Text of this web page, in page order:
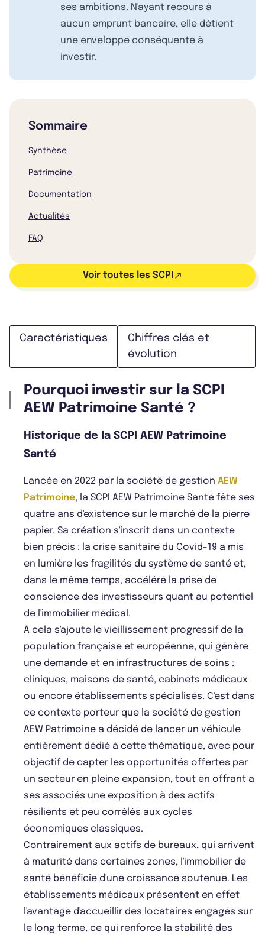
ses ambitions. N'ayant recours à
aucun emprunt bancaire, elle détient
une enveloppe conséquente à
investir.
Sommaire
Synthèse
Patrimoine
Documentation
Actualités
FAQ
Voir toutes les SCPI
Caractéristiques
Chiffres clés et
évolution
Pourquoi investir sur la SCPI
AEW Patrimoine Santé ?
Historique de la SCPI AEW Patrimoine
Santé
Lancée en 2022 par la société de gestion AEW
Patrimoine, la SCPI AEW Patrimoine Santé fête ses
quatre ans d'existence sur le marché de la pierre
papier. Sa création s'inscrit dans un contexte
bien précis : la crise sanitaire du Covid-19 a mis
en lumière les fragilités du système de santé et,
dans le même temps, accéléré la prise de
conscience des investisseurs quant au potentiel
de l'immobilier médical.
À cela s'ajoute le vieillissement progressif de la
population française et européenne, qui génère
une demande et en infrastructures de soins :
cliniques, maisons de santé, cabinets médicaux
ou encore établissements spécialisés. C'est dans
ce contexte porteur que la société de gestion
AEW Patrimoine a décidé de lancer un véhicule
entièrement dédié à cette thématique, avec pour
objectif de capter les opportunités offertes par
un secteur en pleine expansion, tout en offrant a
ses associés une exposition à des actifs
résilients et peu corrélés aux cycles
économiques classiques.
Contrairement aux actifs de bureaux, qui arrivent
à maturité dans certaines zones, l'immobilier de
santé bénéficie d'une croissance soutenue. Les
établissements médicaux présentent en effet
l'avantage d'accueillir des locataires engagés sur
le long terme, ce qui renforce la stabilité des